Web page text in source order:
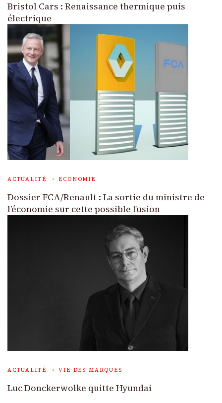
Bristol Cars : Renaissance thermique puis
électrique
ACTUALITÉ ECONOMIE
Dossier FCA/Renault : La sortie du ministre de
l’économie sur cette possible fusion
ACTUALITÉ VIE DES MARQUES
Luc Donckerwolke quitte Hyundai